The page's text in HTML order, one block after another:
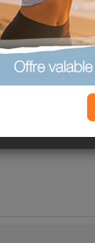
arreté de fumer
de prendre du
tous les